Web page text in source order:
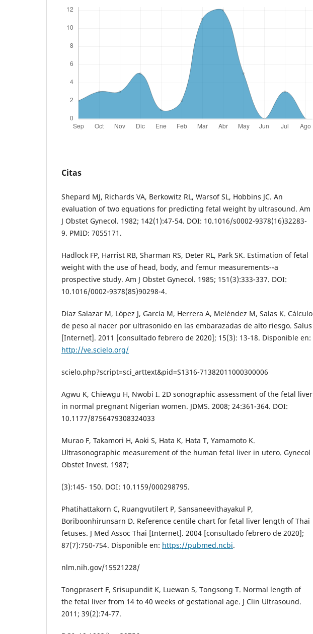
Citas
Shepard MJ, Richards VA, Berkowitz RL, Warsof SL, Hobbins JC. An
evaluation of two equations for predicting fetal weight by ultrasound. Am
J Obstet Gynecol. 1982; 142(1):47-54. DOI: 10.1016/s0002-9378(16)32283-
9. PMID: 7055171.
Hadlock FP, Harrist RB, Sharman RS, Deter RL, Park SK. Estimation of fetal
weight with the use of head, body, and femur measurements--a
prospective study. Am J Obstet Gynecol. 1985; 151(3):333-337. DOI:
10.1016/0002-9378(85)90298-4.
Díaz Salazar M, López J, García M, Herrera A, Meléndez M, Salas K. Cálculo
de peso al nacer por ultrasonido en las embarazadas de alto riesgo. Salus
[Internet]. 2011 [consultado febrero de 2020]; 15(3): 13-18. Disponible en:
http://ve.scielo.org/
scielo.php?script=sci_arttext&pid=S1316-71382011000300006
Agwu K, Chiewgu H, Nwobi I. 2D sonographic assessment of the fetal liver
in normal pregnant Nigerian women. JDMS. 2008; 24:361-364. DOI:
10.1177/8756479308324033
Murao F, Takamori H, Aoki S, Hata K, Hata T, Yamamoto K.
Ultrasonographic measurement of the human fetal liver in utero. Gynecol
Obstet Invest. 1987;
(3):145- 150. DOI: 10.1159/000298795.
Phatihattakorn C, Ruangvutilert P, Sansaneevithayakul P,
Boriboonhirunsarn D. Reference centile chart for fetal liver length of Thai
fetuses. J Med Assoc Thai [Internet]. 2004 [consultado febrero de 2020];
87(7):750-754. Disponible en: https://pubmed.ncbi.
nlm.nih.gov/15521228/
Tongprasert F, Srisupundit K, Luewan S, Tongsong T. Normal length of
the fetal liver from 14 to 40 weeks of gestational age. J Clin Ultrasound.
2011; 39(2):74-77.